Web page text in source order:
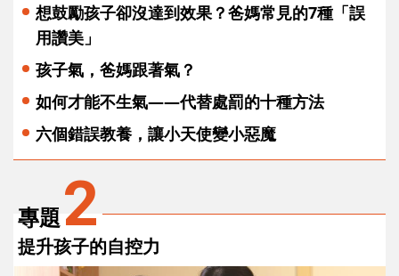
想鼓勵孩子卻沒達到效果？爸媽常見的7種「誤
用讚美」
孩子氣，爸媽跟著氣？
如何才能不生氣——代替處罰的十種方法
六個錯誤教養，讓小天使變小惡魔
專題2
提升孩子的自控力